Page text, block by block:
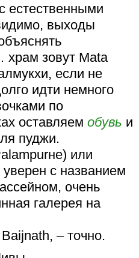
выходы
храм зовут Mata
если не
идти немного
по
оставляемобувь и
пуджи.
или
с названием
очень
галерея на
– точно.